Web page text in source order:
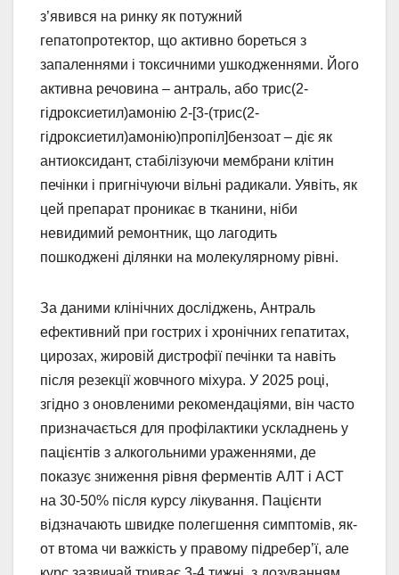
з’явився на ринку як потужний
гепатопротектор, що активно бореться з
запаленнями і токсичними ушкодженнями. Його
активна речовина – антраль, або трис(2-
гідроксиетил)амонію 2-[3-(трис(2-
гідроксиетил)амонію)пропіл]бензоат – діє як
антиоксидант, стабілізуючи мембрани клітин
печінки і пригнічуючи вільні радикали. Уявіть, як
цей препарат проникає в тканини, ніби
невидимий ремонтник, що лагодить
пошкоджені ділянки на молекулярному рівні.
За даними клінічних досліджень, Антраль
ефективний при гострих і хронічних гепатитах,
цирозах, жировій дистрофії печінки та навіть
після резекції жовчного міхура. У 2025 році,
згідно з оновленими рекомендаціями, він часто
призначається для профілактики ускладнень у
пацієнтів з алкогольними ураженнями, де
показує зниження рівня ферментів АЛТ і АСТ
на 30-50% після курсу лікування. Пацієнти
відзначають швидке полегшення симптомів, як-
от втома чи важкість у правому підребер’ї, але